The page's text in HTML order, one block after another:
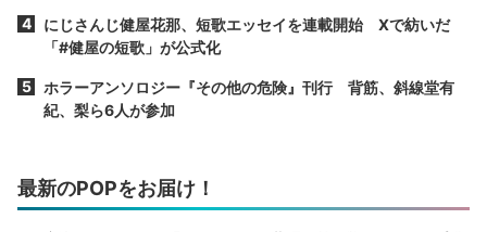
にじさんじ健屋花那、短歌エッセイを連載開始 Xで紡いだ
「#健屋の短歌」が公式化
ホラーアンソロジー『その他の危険』刊行 背筋、斜線堂有
紀、梨ら6人が参加
最新のPOPをお届け！